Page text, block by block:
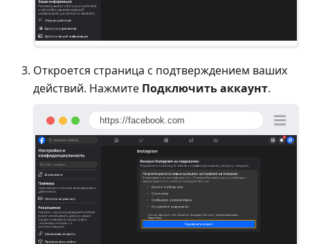
Откроется страница с подтверждением ваших
действий. Нажмите Подключить аккаунт.
https://facebook.com